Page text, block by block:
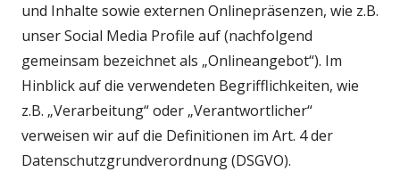
und Inhalte sowie externen Onlinepräsenzen, wie z.B.
unser Social Media Profile auf (nachfolgend
gemeinsam bezeichnet als „Onlineangebot“). Im
Hinblick auf die verwendeten Begrifflichkeiten, wie
z.B. „Verarbeitung“ oder „Verantwortlicher“
verweisen wir auf die Definitionen im Art. 4 der
Datenschutzgrundverordnung (DSGVO).